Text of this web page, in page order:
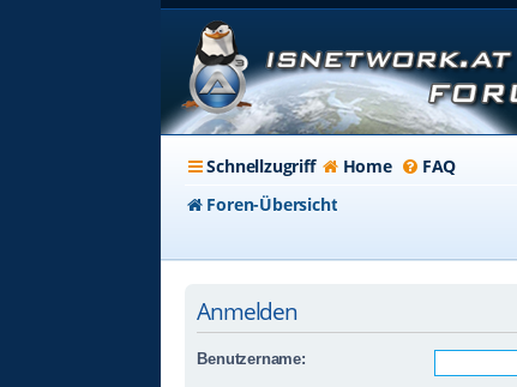
Schnellzugriff Home FAQ
Foren-Übersicht
Anmelden
Benutzername: